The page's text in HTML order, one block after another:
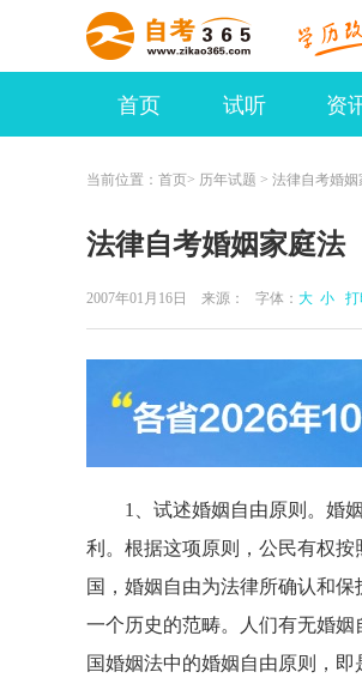
首页 试听 资
当前位置： 首页> 历年试题 > 法律自考婚
法律自考婚姻家庭法
2007年01月16日 来源： 字体： 大 小 打
1、试述婚姻自由原则。婚姻
利。根据这项原则，公民有权
国，婚姻自由为法律所确认和
一个历史的范畴。人们有无婚
国婚姻法中的婚姻自由原则，